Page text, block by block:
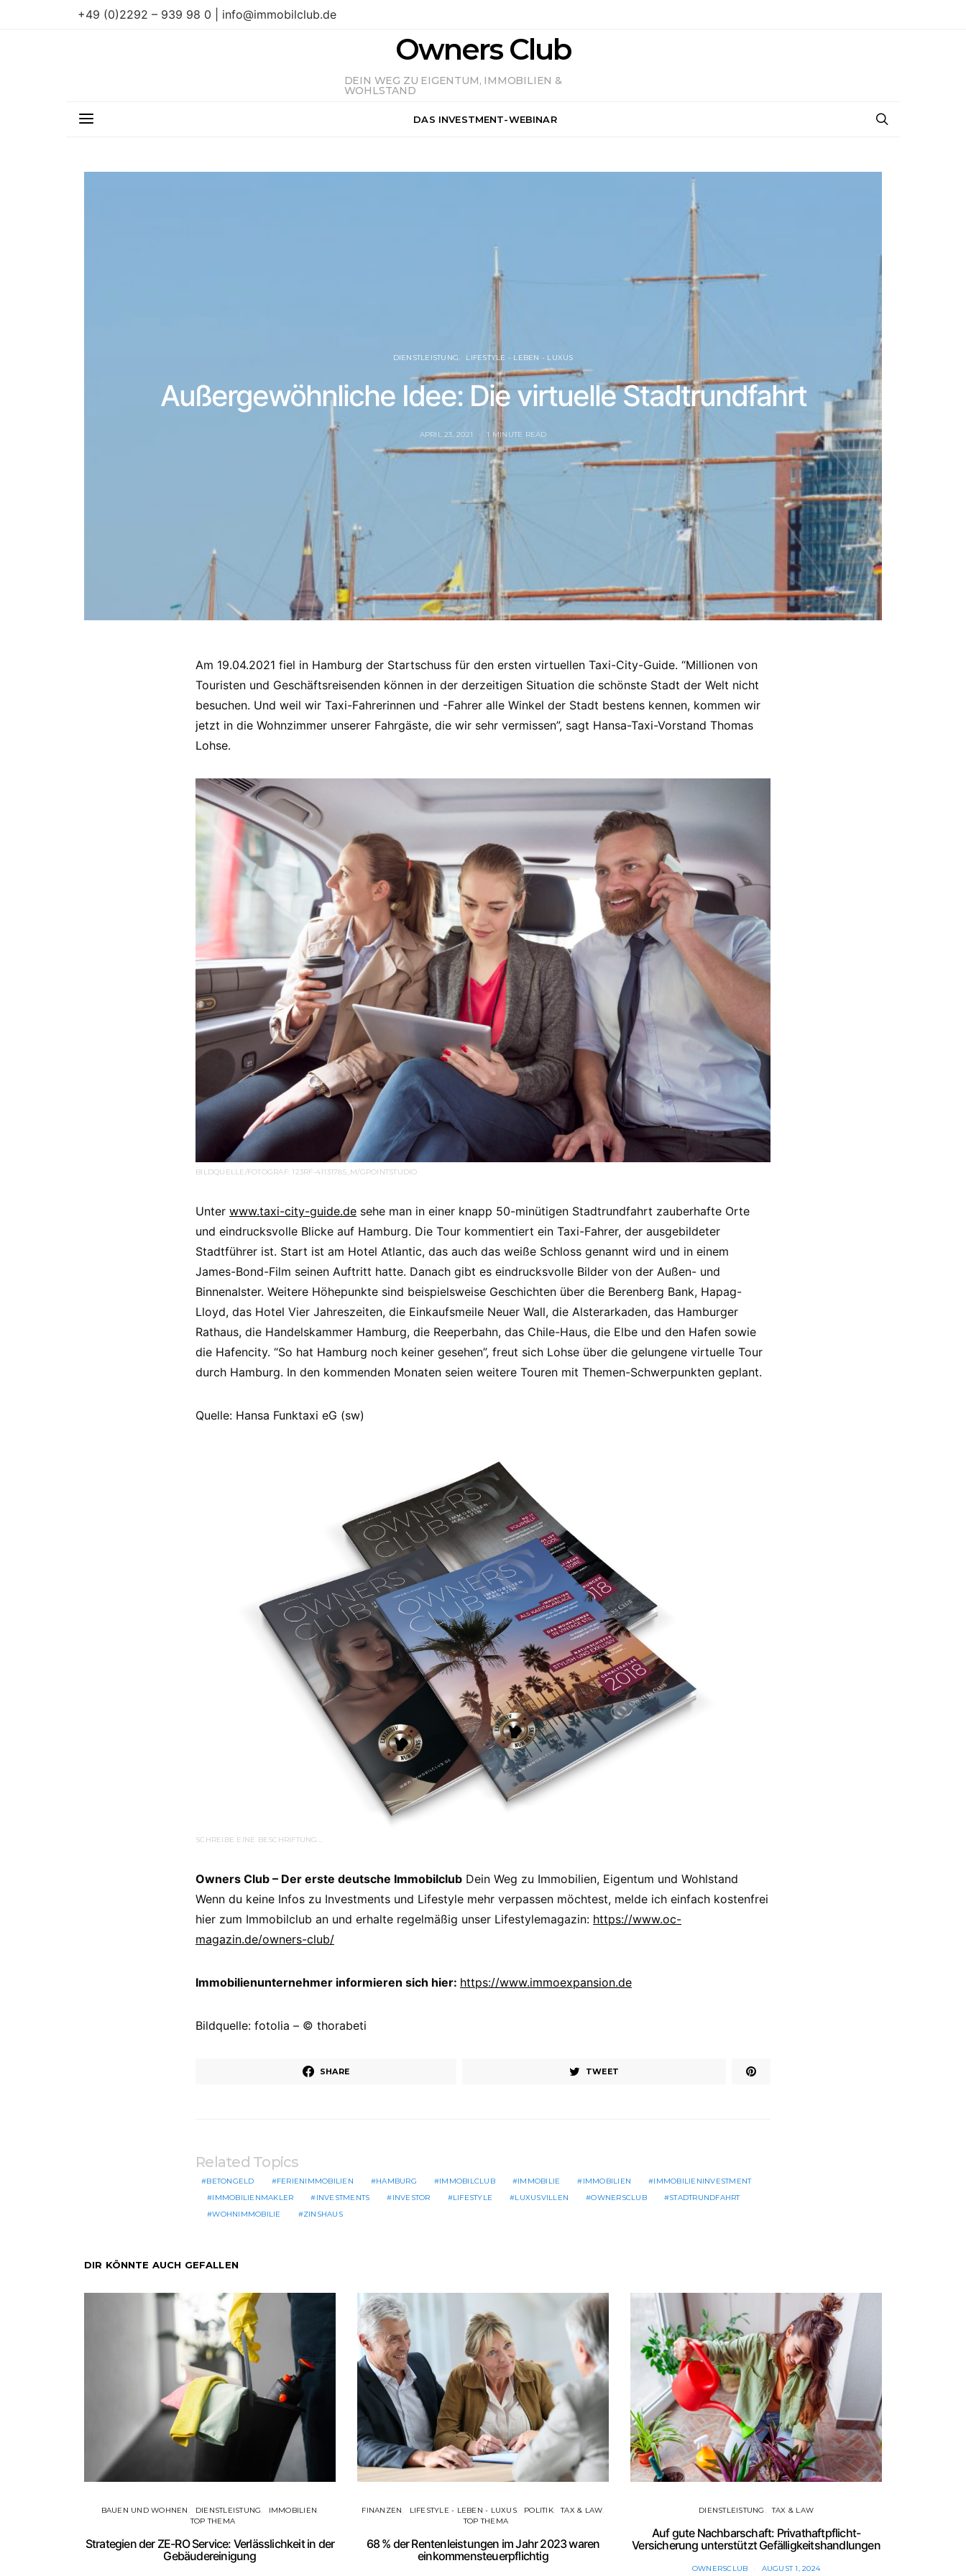
+49 (0)2292 – 939 98 0 | info@immobilclub.de
Owners Club
DEIN WEG ZU EIGENTUM, IMMOBILIEN &
WOHLSTAND
DAS INVESTMENT-WEBINAR
DIENSTLEISTUNG LIFESTYLE - LEBEN - LUXUS
Außergewöhnliche Idee: Die virtuelle Stadtrundfahrt
APRIL 23, 2021 1 MINUTE READ
Am 19.04.2021 fiel in Hamburg der Startschuss für den ersten virtuellen Taxi-City-Guide. “Millionen von
Touristen und Geschäftsreisenden können in der derzeitigen Situation die schönste Stadt der Welt nicht
besuchen. Und weil wir Taxi-Fahrerinnen und -Fahrer alle Winkel der Stadt bestens kennen, kommen wir
jetzt in die Wohnzimmer unserer Fahrgäste, die wir sehr vermissen”, sagt Hansa-Taxi-Vorstand Thomas
Lohse.
BILDQUELLE/FOTOGRAF: 123RF-41131785_M/GPOINTSTUDIO
Unter www.taxi-city-guide.de sehe man in einer knapp 50-minütigen Stadtrundfahrt zauberhafte Orte
und eindrucksvolle Blicke auf Hamburg. Die Tour kommentiert ein Taxi-Fahrer, der ausgebildeter
Stadtführer ist. Start ist am Hotel Atlantic, das auch das weiße Schloss genannt wird und in einem
James-Bond-Film seinen Auftritt hatte. Danach gibt es eindrucksvolle Bilder von der Außen- und
Binnenalster. Weitere Höhepunkte sind beispielsweise Geschichten über die Berenberg Bank, Hapag-
Lloyd, das Hotel Vier Jahreszeiten, die Einkaufsmeile Neuer Wall, die Alsterarkaden, das Hamburger
Rathaus, die Handelskammer Hamburg, die Reeperbahn, das Chile-Haus, die Elbe und den Hafen sowie
die Hafencity. “So hat Hamburg noch keiner gesehen”, freut sich Lohse über die gelungene virtuelle Tour
durch Hamburg. In den kommenden Monaten seien weitere Touren mit Themen-Schwerpunkten geplant.
Quelle: Hansa Funktaxi eG (sw)
SCHREIBE EINE BESCHRIFTUNG…
Owners Club – Der erste deutsche Immobilclub Dein Weg zu Immobilien, Eigentum und Wohlstand
Wenn du keine Infos zu Investments und Lifestyle mehr verpassen möchtest, melde ich einfach kostenfrei
hier zum Immobilclub an und erhalte regelmäßig unser Lifestylemagazin: https://www.oc-
magazin.de/owners-club/
Immobilienunternehmer informieren sich hier: https://www.immoexpansion.de
Bildquelle: fotolia – © thorabeti
SHARE TWEET
Related Topics
BETONGELD FERIENIMMOBILIEN HAMBURG IMMOBILCLUB IMMOBILIE IMMOBILIEN
IMMOBILIENINVESTMENT
IMMOBILIENMAKLER
INVESTMENTS INVESTOR LIFESTYLE LUXUSVILLEN OWNERSCLUB
STADTRUNDFAHRT
WOHNIMMOBILIE
ZINSHAUS
DIR KÖNNTE AUCH GEFALLEN
BAUEN UND WOHNEN DIENSTLEISTUNG
IMMOBILIEN
TOP THEMA
Strategien der ZE-RO Service: Verlässlichkeit in der
Gebäudereinigung
FINANZEN LIFESTYLE - LEBEN - LUXUS POLITIK
TAX & LAW
TOP THEMA
68 % der Rentenleistungen im Jahr 2023 waren
einkommensteuerpflichtig
DIENSTLEISTUNG TAX & LAW
Auf gute Nachbarschaft: Privathaftpflicht-
Versicherung unterstützt Gefälligkeitshandlungen
OWNERSCLUB AUGUST 1, 2024